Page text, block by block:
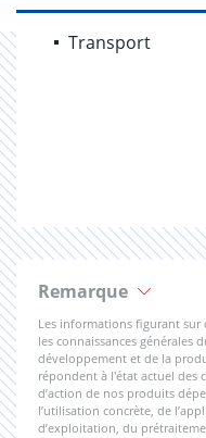
Transport
Remarque
Les informations figurant sur
les connaissances générales
développement et de la
répondent à l'état actuel des
d’action de nos produits
l’utilisation concrète, de
d’exploitation, du